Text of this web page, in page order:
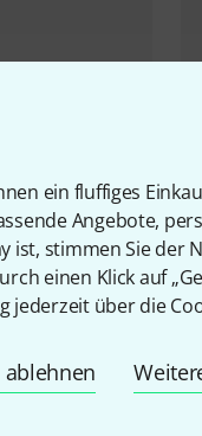
ein fluffiges
Angebote,
ist, stimmen Sie der
einen Klick auf
jederzeit über die
ablehnen